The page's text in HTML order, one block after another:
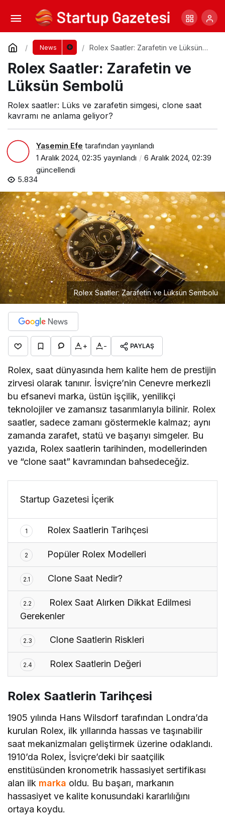
News
Rolex Saatler: Zarafetin ve Lüksün
Rolex Saatler: Zarafetin ve
Lüksün Sembolü
Rolex saatler: Lüks ve zarafetin simgesi, clone saat
kavramı ne anlama geliyor?
Yasemin Efe tarafından yayınlandı
1 Aralık 2024, 02:35 yayınlandı
6 Aralık 2024, 02:39
güncellendi
5.834
Rolex Saatler: Zarafetin ve Lüksün Sembolü
+ - PAYLAŞ
Rolex, saat dünyasında hem kalite hem de prestijin
zirvesi olarak tanınır. İsviçre’nin Cenevre merkezli
bu efsanevi marka, üstün işçilik, yenilikçi
teknolojiler ve zamansız tasarımlarıyla bilinir. Rolex
saatler, sadece zamanı göstermekle kalmaz; aynı
zamanda zarafet, statü ve başarıyı simgeler. Bu
yazıda, Rolex saatlerin tarihinden, modellerinden
ve “clone saat” kavramından bahsedeceğiz.
Startup Gazetesi İçerik
1 Rolex Saatlerin Tarihçesi
2 Popüler Rolex Modelleri
2.1 Clone Saat Nedir?
2.2
Rolex Saat Alırken Dikkat Edilmesi
Gerekenler
2.3 Clone Saatlerin Riskleri
2.4 Rolex Saatlerin Değeri
Rolex Saatlerin Tarihçesi
1905 yılında Hans Wilsdorf tarafından Londra’da
kurulan Rolex, ilk yıllarında hassas ve taşınabilir
saat mekanizmaları geliştirmek üzerine odaklandı.
1910’da Rolex, İsviçre’deki bir saatçilik
enstitüsünden kronometrik hassasiyet sertifikası
alan ilk marka oldu. Bu başarı, markanın
hassasiyet ve kalite konusundaki kararlılığını
ortaya koydu.
İlköğretim Matematik Öğretmenliği: Tercih
Sürecine Yönelik Öneriler
Yorum Yap